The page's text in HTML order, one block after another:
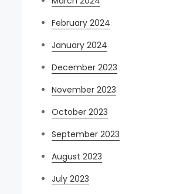
February 2024
January 2024
December 2023
November 2023
October 2023
September 2023
August 2023
July 2023